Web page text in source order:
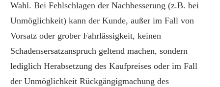
Wahl. Bei Fehlschlagen der Nachbesserung (z.B. bei
Unmöglichkeit) kann der Kunde, außer im Fall von
Vorsatz oder grober Fahrlässigkeit, keinen
Schadensersatzanspruch geltend machen, sondern
lediglich Herabsetzung des Kaufpreises oder im Fall
der Unmöglichkeit Rückgängigmachung des